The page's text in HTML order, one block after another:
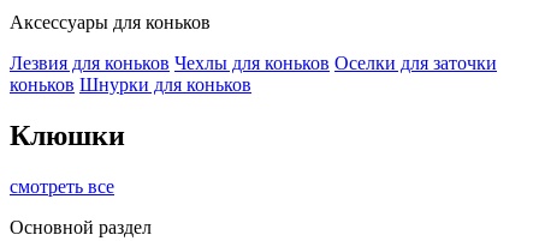
Аксессуары для коньков
Лезвия для коньков Чехлы для коньков Оселки для заточки
коньков Шнурки для коньков
Клюшки
смотреть все
Основной раздел